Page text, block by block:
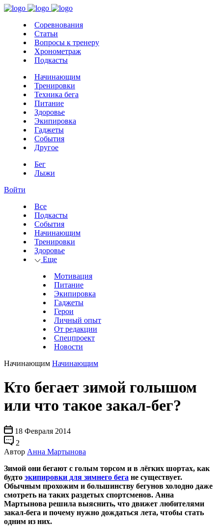
Соревнования
Статьи
Вопросы к тренеру
Хронометраж
Подкасты
Начинающим
Тренировки
Техника бега
Питание
Здоровье
Экипировка
Гаджеты
События
Другое
Бег
Лыжи
Войти
Все
Подкасты
События
Начинающим
Тренировки
Здоровье
Еще
Мотивация
Питание
Экипировка
Гаджеты
Герои
Личный опыт
От редакции
Спецпроект
Новости
Начинающим Начинающим
Кто бегает зимой голышом
или что такое закал-бег?
18 Февраля 2014
2
Автор Анна Мартынова
Зимой они бегают с голым торсом и в лёгких шортах, как
будто экипировки для зимнего бега не существует.
Обычным прохожим и большинству бегунов холодно даже
смотреть на таких раздетых спортсменов. Анна
Мартынова решила выяснить, что движет любителями
закал-бега и почему нужно дождаться лета, чтобы стать
одним из них.